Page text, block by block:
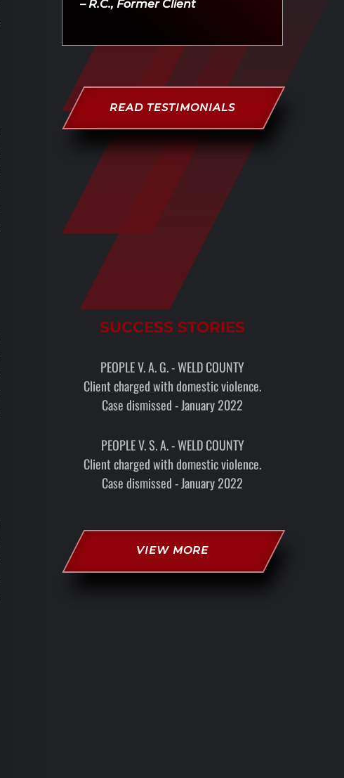
– R.C., Former Client
READ TESTIMONIALS
SUCCESS STORIES
PEOPLE V. A. G. - WELD COUNTY
Client charged with domestic violence.
Case dismissed - January 2022
PEOPLE V. S. A. - WELD COUNTY
Client charged with domestic violence.
Case dismissed - January 2022
VIEW MORE